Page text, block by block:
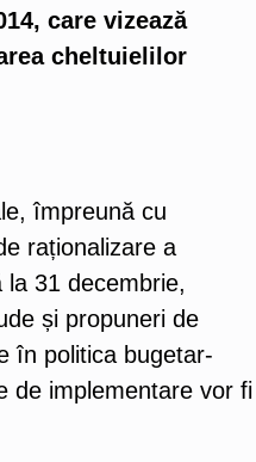
care vizează
cheltuielilor
împreună cu
raționalizare a
31 decembrie,
și propuneri de
în politica bugetar-
de implementare vor fi